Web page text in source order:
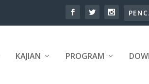
KAJIAN PROGRAM